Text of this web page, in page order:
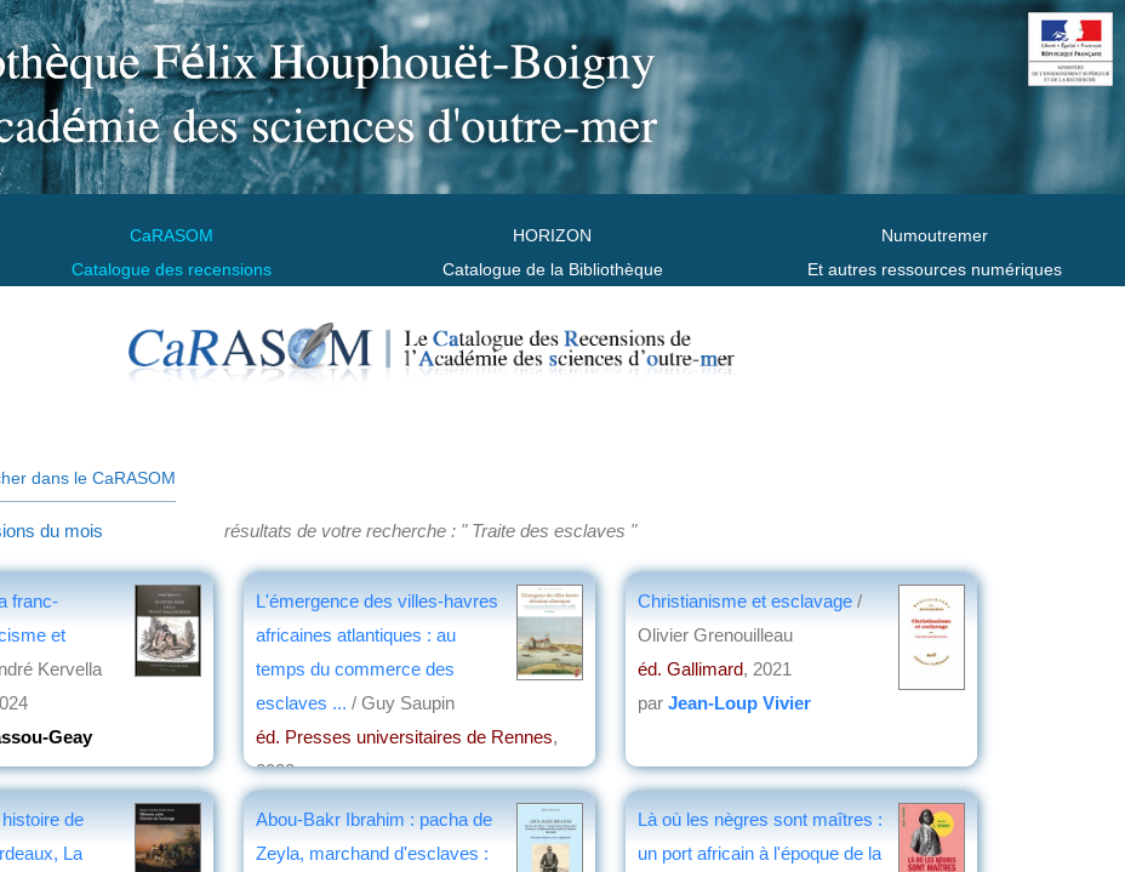
CaRASOM
Catalogue des recensions
HORIZON
Catalogue de la Bibliothèque
Numoutremer
Et autres ressources numériques
dans le CaRASOM
du mois résultats de votre recherche : " Traite des esclaves "
franc-
et
Kervella
Geay
L'émergence des villes-havres
africaines atlantiques : au
temps du commerce des
esclaves ... / Guy Saupin
éd. Presses universitaires de Rennes,
2023
Christianisme et esclavage /
Olivier Grenouilleau
éd. Gallimard, 2021
par Jean-Loup Vivier
de
La
Abou-Bakr Ibrahim : pacha de
Zeyla, marchand d'esclaves :
Là où les nègres sont maîtres :
un port africain à l'époque de la